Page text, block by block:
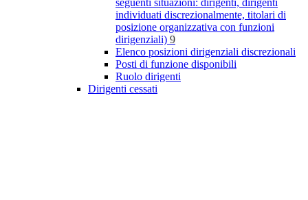
seguenti situazioni: dirigenti, dirigenti
individuati discrezionalmente, titolari di
posizione organizzativa con funzioni
dirigenziali) 9
Elenco posizioni dirigenziali discrezionali
Posti di funzione disponibili
Ruolo dirigenti
Dirigenti cessati